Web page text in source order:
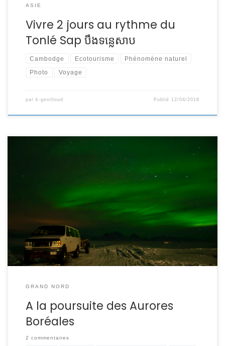
ASIE
Vivre 2 jours au rythme du
Tonlé Sap បឹងទន្លេសាប
Cambodge Ecotourisme Phénomène naturel
Photo Voyage
par k-genilloud Publié 12/04/2018
Qui n’a jamais rêvé de vivre un instant uniK en découvrant
une aurore boréale ? Une nuit de février 2013 au nord de
l’Islande, j’ai eu mon premier rendez-vous avec ce
mythique phénomène naturel. Partie en voyage photo en
Islande en quête d’aurores boréales, ce voyage avait été
planifié en […]
GRAND NORD
A la poursuite des Aurores
Boréales
2 commentaires